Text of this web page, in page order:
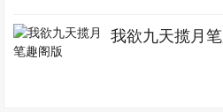
我欲九天揽月